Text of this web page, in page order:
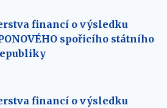
financí o výsledku
spořicího státního
financí o výsledku